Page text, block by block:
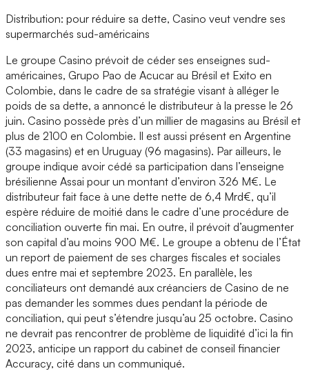
Distribution: pour réduire sa dette, Casino veut vendre ses
supermarchés sud-américains
Le groupe Casino prévoit de céder ses enseignes sud-
américaines, Grupo Pao de Acucar au Brésil et Exito en
Colombie, dans le cadre de sa stratégie visant à alléger le
poids de sa dette, a annoncé le distributeur à la presse le 26
juin. Casino possède près d’un millier de magasins au Brésil et
plus de 2100 en Colombie. Il est aussi présent en Argentine
(33 magasins) et en Uruguay (96 magasins). Par ailleurs, le
groupe indique avoir cédé sa participation dans l’enseigne
brésilienne Assai pour un montant d’environ 326 M€. Le
distributeur fait face à une dette nette de 6,4 Mrd€, qu’il
espère réduire de moitié dans le cadre d’une procédure de
conciliation ouverte fin mai. En outre, il prévoit d’augmenter
son capital d’au moins 900 M€. Le groupe a obtenu de l’État
un report de paiement de ses charges fiscales et sociales
dues entre mai et septembre 2023. En parallèle, les
conciliateurs ont demandé aux créanciers de Casino de ne
pas demander les sommes dues pendant la période de
conciliation, qui peut s’étendre jusqu’au 25 octobre. Casino
ne devrait pas rencontrer de problème de liquidité d’ici la fin
2023, anticipe un rapport du cabinet de conseil financier
Accuracy, cité dans un communiqué.